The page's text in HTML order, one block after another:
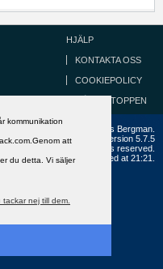
kommunikation
att
du detta. Vi säljer
nej till dem.
HJÄLP
KONTAKTA OSS
COOKIEPOLICY
GÅ TILL TOPPEN
Grundad 2002 av Anders Bergman.
Powered byvBulletin®
Version 5.7.5
LLC dba vBulletin. All rights reserved.
This page was generated at 21:21.